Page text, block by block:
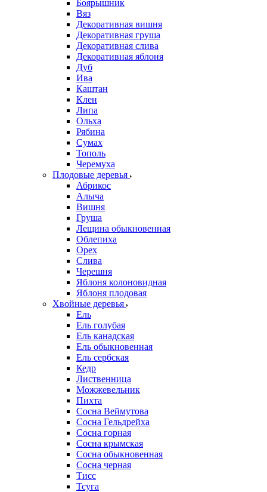
Боярышник
Вяз
Декоративная вишня
Декоративная груша
Декоративная слива
Декоративная яблоня
Дуб
Ива
Каштан
Клен
Липа
Ольха
Рябина
Сумах
Тополь
Черемуха
Плодовые деревья
Абрикос
Алыча
Вишня
Груша
Лещина обыкновенная
Облепиха
Орех
Слива
Черешня
Яблоня колоновидная
Яблоня плодовая
Хвойные деревья
Ель
Ель голубая
Ель канадская
Ель обыкновенная
Ель сербская
Кедр
Лиственница
Можжевельник
Пихта
Сосна Веймутова
Сосна Гельдрейха
Сосна горная
Сосна крымская
Сосна обыкновенная
Сосна черная
Тисс
Тсуга